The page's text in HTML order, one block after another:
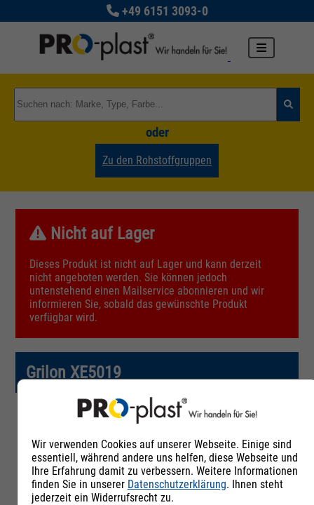
+49 6151 3093-0
oder
Zu den Rohstoffgruppen
Nicht auf Lager
Dieses Produkt ist nicht auf Lager und kann derzeit
nicht angeboten werden. Sie können jedoch
untenstehend einen Mailservice abonnieren und wir
informieren Sie, sobald das gewünschte Produkt
verfügbar wird.
Grilon XE5019
Artikelnummer
252800
Rohstoffgruppe
Wir verwenden Cookies auf unserer Webseite. Einige sind
essentiell, während andere uns helfen, diese Webseite und
Ihre Erfahrung damit zu verbessern. Weitere Informationen
finden Sie in unserer Datenschutzerklärung. Ihnen steht
jederzeit ein Widerrufsrecht zu.